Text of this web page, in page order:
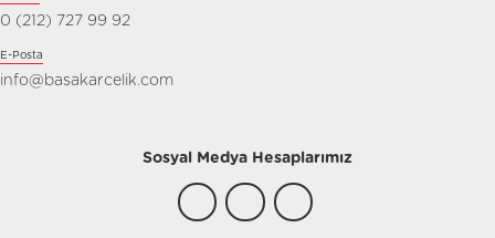
0 (212) 727 99 92
E-Posta
info@basakarcelik.com
Sosyal Medya Hesaplarımız